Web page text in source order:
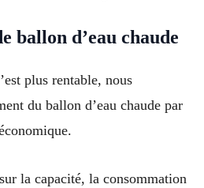
ballon d’eau chaude
plus rentable, nous
du ballon d’eau chaude par
la capacité, la consommation